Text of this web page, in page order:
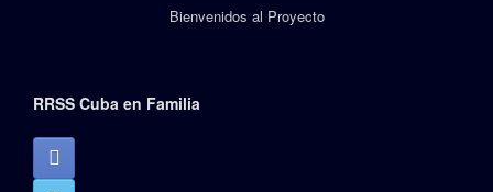
Bienvenidos al Proyecto
RRSS Cuba en Familia